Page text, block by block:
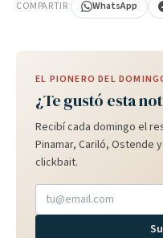
COMPARTIR WhatsApp
EL PIONERO DEL
¿Te gustó esta
Recibí cada domingo el
Pinamar, Cariló, Ostende
clickbait.